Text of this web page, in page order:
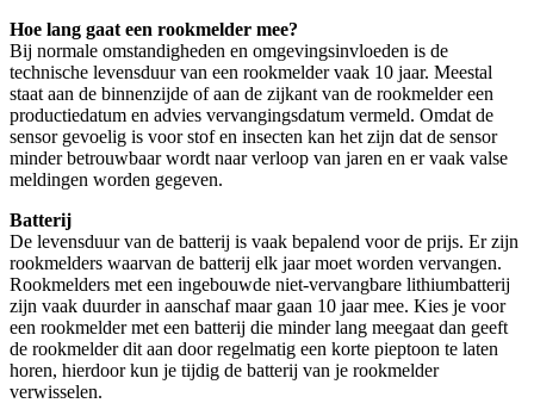
Hoe lang gaat een rookmelder mee?
Bij normale omstandigheden en omgevingsinvloeden is de
technische levensduur van een rookmelder vaak 10 jaar. Meestal
staat aan de binnenzijde of aan de zijkant van de rookmelder een
productiedatum en advies vervangingsdatum vermeld. Omdat de
sensor gevoelig is voor stof en insecten kan het zijn dat de sensor
minder betrouwbaar wordt naar verloop van jaren en er vaak valse
meldingen worden gegeven.
Batterij
De levensduur van de batterij is vaak bepalend voor de prijs. Er zijn
rookmelders waarvan de batterij elk jaar moet worden vervangen.
Rookmelders met een ingebouwde niet-vervangbare lithiumbatterij
zijn vaak duurder in aanschaf maar gaan 10 jaar mee. Kies je voor
een rookmelder met een batterij die minder lang meegaat dan geeft
de rookmelder dit aan door regelmatig een korte pieptoon te laten
horen, hierdoor kun je tijdig de batterij van je rookmelder
verwisselen.